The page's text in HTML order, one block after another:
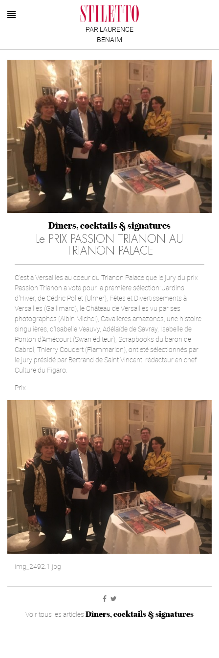
PAR LAURENCE
BENAIM
Dîners, cocktails & signatures
Le PRIX PASSION TRIANON AU
TRIANON PALACE
C'est à Versailles au coeur du Trianon Palace que le jury du prix
Passion Trianon a voté pour la première sélection: Jardins
d'Hiver, de Cédric Pollet (Ulmer), Fêtes et Divertissements à
Versailles (Gallimard), le Château de Versailles vu par ses
photographes (Albin Michel), Cavalières amazones, une histoire
singulières, d'Isabelle Veauvy, Adélaïde de Savray, Isabelle de
Ponton d'Amécourt (Swan éditeur), Scrapbooks du baron de
Cabrol, Thierry Coudert (Flammarion), ont été sélectionnés par
le jury présidé par Bertrand de Saint Vincent, rédacteur en chef
Culture du Figaro.
Prix
img_2492.1.jpg
Voir tous les articles Dîners, cocktails & signatures